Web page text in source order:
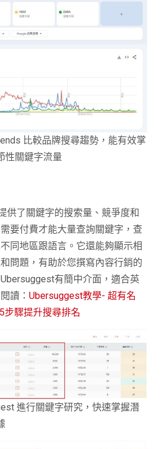
比較品牌搜尋趨勢，能有效掌
性關鍵字流量
供了關鍵字的搜索量、競爭度和
要付費才能大量查詢關鍵字，查
同地區跟語言。它還能夠顯示相
問題，有助於您撰寫內容行銷的
有簡中介面，適合英
讀：Ubersuggest教學- 超有名
步驟提升搜尋排名
進行關鍵字研究，快速掌握潛